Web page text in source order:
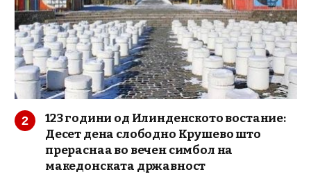
123 години од Илинденското востание:
Десет дена слободно Крушево што
прераснаа во вечен симбол на
македонската државност